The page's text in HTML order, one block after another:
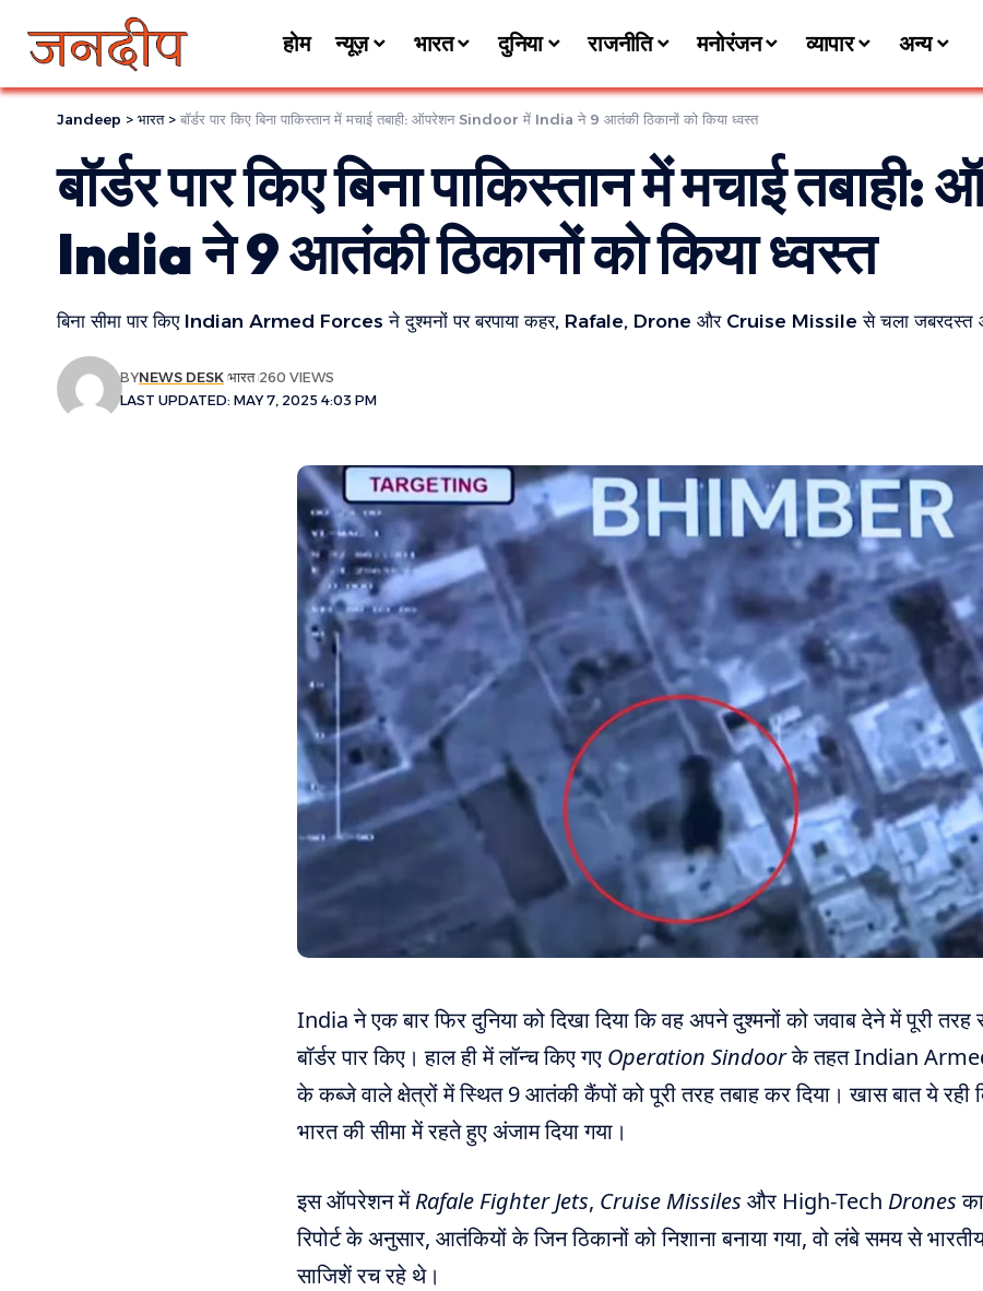
होम न्यूज़ भारत दुनिया राजनीति मनोरंजन व्यापार अन्य
Jandeep > भारत> बॉर्डर पार किए बिना पाकिस्तान में मचाई तबाही: ऑपरेशन Sindoor में India ने 9 आतंकी ठिकानों को किया ध्वस्त
बॉर्डर पार किए बिना पाकिस्तान में मचाई
India ने 9 आतंकी ठिकानों को किया ध्वस्त
बिना सीमा पार किए Indian Armed Forces ने दुश्मनों पर बरपाया कहर, Rafale, Drone और Cruise Missile से चला जबरदस्त
LAST UPDATED: MAY 7, 2025 4:03 PM
BYNEWS DESK भारत 260 VIEWS
India ने एक बार फिर दुनिया को दिखा दिया कि वह अपने दुश्मनों को जवाब देने में पूरी तरह
बॉर्डर पार किए। हाल ही में लॉन्च किए गए Operation Sindoorके तहत Indian
के कब्जे वाले क्षेत्रों में स्थित 9 आतंकी कैंपों को पूरी तरह तबाह कर दिया। खास बात ये रही
भारत की सीमा में रहते हुए अंजाम दिया गया।
इस ऑपरेशन मेंRafale Fighter Jets, Cruise Missiles और High-Tech Drones
रिपोर्ट के अनुसार, आतंकियों के जिन ठिकानों को निशाना बनाया गया, वो लंबे समय से
साजिशें रच रहे थे।